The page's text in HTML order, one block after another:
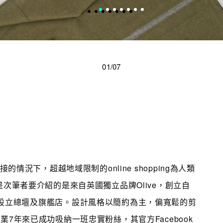
01/07
的情況下，超越地域限制的online shopping為人類
筆者要介紹的是來自英國獨立品牌Olive，創立自
總壇及旗艦店。設計風格以簡約為主，偏寬鬆的剪
7年來已成功吸納一班忠實粉絲，其官方Facebook